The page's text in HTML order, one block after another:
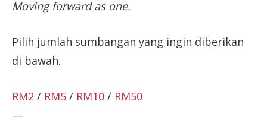
Moving forward as one.
Pilih jumlah sumbangan yang ingin diberikan
di bawah.
RM2 / RM5 / RM10 / RM50
—